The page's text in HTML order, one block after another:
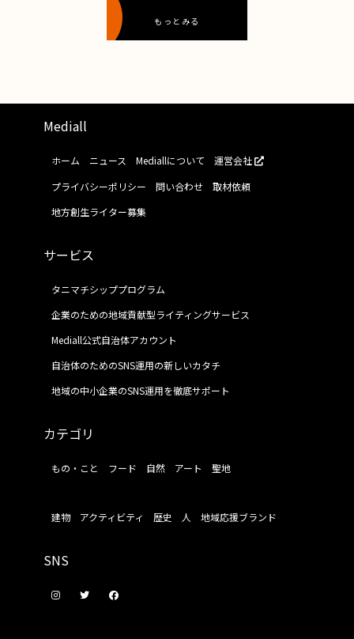
もっとみる
Mediall
ホーム ニュース Mediallについて
運営会社
プライバシーポリシー
問い合わせ
取材依頼
地方創生ライター募集
サービス
タニマチシッププログラム
企業のための地域貢献型ライティングサービス
Mediall公式自治体アカウント
自治体のためのSNS運用の新しいカタチ
地域の中小企業のSNS運用を徹底サポート
カテゴリ
もの・こと フード 自然 アート 聖地
建物 アクティビティ 歴史 人 地域応援ブランド
SNS